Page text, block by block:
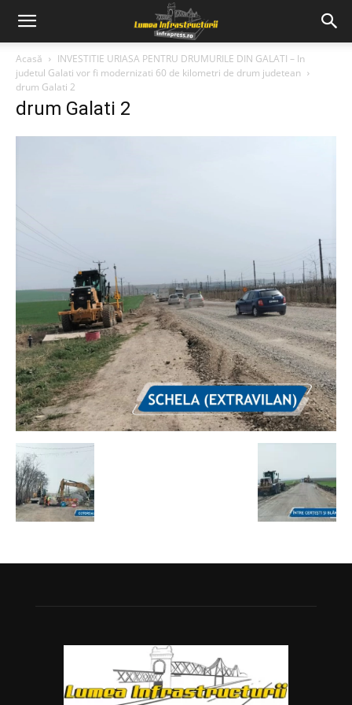
Acasă
INVESTITIE URIASA PENTRU DRUMURILE DIN GALATI – In
judetul Galati vor fi modernizati 60 de kilometri de drum judetean
drum Galati 2
drum Galati 2